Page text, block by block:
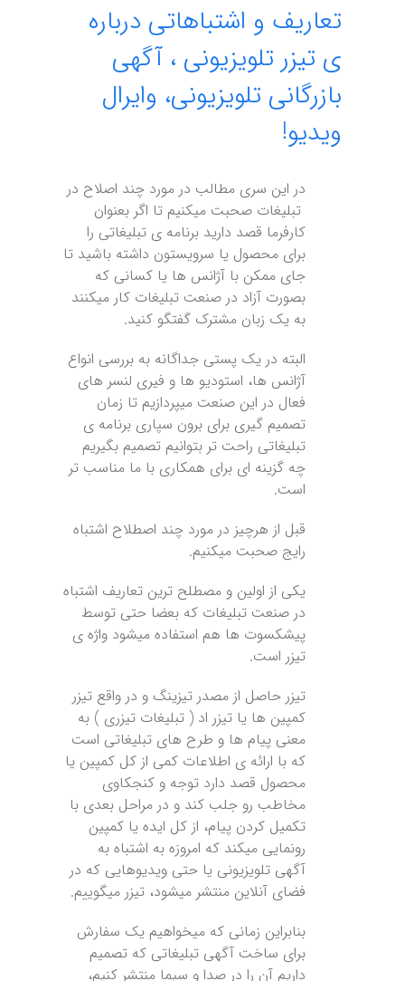
تعاریف و اشتباهاتی درباره
ی تیزر تلویزیونی ، آگهی
بازرگانی تلویزیونی، وایرال
ویدیو!
در این سری مطالب در مورد چند اصلاح در
تبلیغات صحبت میکنیم تا اگر بعنوان
کارفرما قصد دارید برنامه ی تبلیغاتی را
برای محصول یا سرویستون داشته باشید تا
جای ممکن با آژانس ها یا کسانی که
بصورت آزاد در صنعت تبلیغات کار میکنند
به یک زبان مشترک گفتگو کنید.
البته در یک پستی جداگانه به بررسی انواع
آژانس ها، استودیو ها و فیری لنسر های
فعال در این صنعت میپردازیم تا زمان
تصمیم گیری برای برون سپاری برنامه ی
تبلیغاتی راحت تر بتوانیم تصمیم بگیریم
چه گزینه ای برای همکاری با ما مناسب تر
است.
قبل از هرچیز در مورد چند اصطلاح اشتباه
رایج صحبت میکنیم.
یکی از اولین و مصطلح ترین تعاریف اشتباه
در صنعت تبلیغات که بعضا حتی توسط
پیشکسوت ها هم استفاده میشود واژه ی
تیزر است.
تیزر حاصل از مصدر تیزینگ و در واقع تیزر
کمپین ها یا تیزر اد ( تبلیغات تیزری ) به
معنی پیام ها و طرح های تبلیغاتی است
که با ارائه ی اطلاعات کمی از کل کمپین یا
محصول قصد دارد توجه و کنجکاوی
مخاطب رو جلب کند و در مراحل بعدی با
تکمیل کردن پیام، از کل ایده یا کمپین
رونمایی میکند که امروزه به اشتباه به
آگهی تلویزیونی یا حتی ویدیوهایی که در
فضای آنلاین منتشر میشود، تیزر میگوییم.
بنابراین زمانی که میخواهیم یک سفارش
برای ساخت آگهی تبلیغاتی که تصمیم
داریم آن را در صدا و سیما منتشر کنیم،